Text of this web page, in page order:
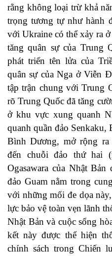
rằng không loại trừ khả
trọng tương tự như hành
với Ukraine có thể xảy ra
tăng quân sự của Trung
phát triển tên lửa của
quân sự của Nga ở Viễn
tập trận chung với Trung
rõ Trung Quốc đã tăng
ở khu vực xung quanh
quanh quần đảo
Bình Dương, mở rộng ra
đến chuỗi đảo thứ hai
Ogasawara của Nhật
đảo Guam nằm trong
với những mối đe dọa
lực bảo vệ toàn vẹn lãnh
Nhật Bản và cuộc sống
kết này được thể hiện
chính sách trong Chiến